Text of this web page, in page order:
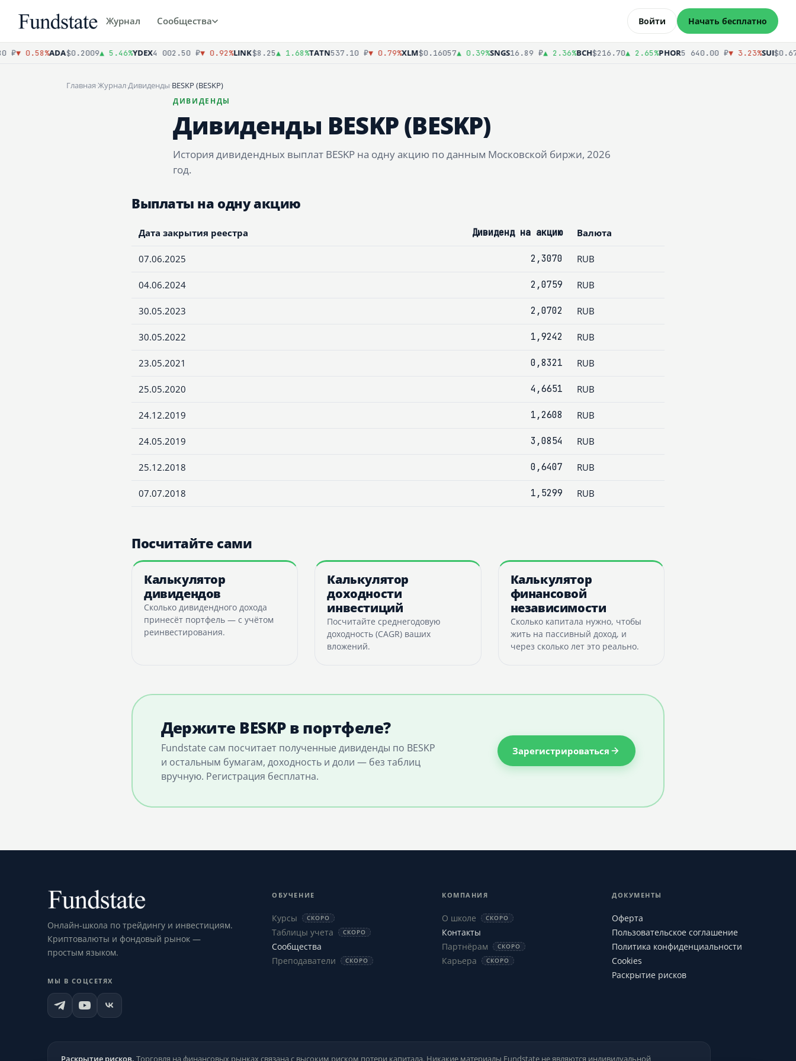
Журнал Сообщества Войти Начать бесплатно
▼ 0.58%ADA$0.2009▲ 5.46%YDEX4 002.50 ₽ ▼ 0.92%LINK$8.25▲ 1.68%TATN537.10 ₽ ▼ 0.79%XLM$0.16057▲ 0.39%SNGS16.89 ₽ ▲ 2.36%BCH$216.70▲ 2.65%PHOR5 640.00 ₽ ▼ 3.23%SUI
Главная·Журнал·Дивиденды·BESKP (BESKP)
ДИВИДЕНДЫ
Дивиденды BESKP (BESKP)
История дивидендных выплат BESKP на одну акцию по данным Московской биржи, 2026
год.
Выплаты на одну акцию
Дата закрытия реестра Дивиденд на акцию Валюта
07.06.2025 2,3070 RUB
04.06.2024 2,0759 RUB
30.05.2023 2,0702 RUB
30.05.2022 1,9242 RUB
23.05.2021 0,8321 RUB
25.05.2020 4,6651 RUB
24.12.2019 1,2608 RUB
24.05.2019 3,0854 RUB
25.12.2018 0,6407 RUB
07.07.2018 1,5299 RUB
Посчитайте сами
Калькулятор
дивидендов
Сколько дивидендного дохода
принесёт портфель — с учётом
реинвестирования.
Калькулятор
доходности
инвестиций
Посчитайте среднегодовую
доходность (CAGR) ваших
вложений.
Калькулятор
финансовой
независимости
Сколько капитала нужно, чтобы
жить на пассивный доход, и
через сколько лет это реально.
Держите BESKP в портфеле?
Fundstate сам посчитает полученные дивиденды по BESKP
и остальным бумагам, доходность и доли — без таблиц
вручную. Регистрация бесплатна.
Зарегистрироваться
Онлайн-школа по трейдингу и инвестициям.
Криптовалюты и фондовый рынок —
простым языком.
МЫ В СОЦСЕТЯХ
ОБУЧЕНИЕ
Курсы СКОРО
Таблицы учета СКОРО
Сообщества
Преподаватели
СКОРО
КОМПАНИЯ
О школе СКОРО
Контакты
Партнёрам
СКОРО
Карьера СКОРО
ДОКУМЕНТЫ
Оферта
Пользовательское соглашение
Политика конфиденциальности
Cookies
Раскрытие рисков
Раскрытие рисков. Торговля на финансовых рынках связана с высоким риском потери капитала. Никакие материалы Fundstate не являются индивидуальной